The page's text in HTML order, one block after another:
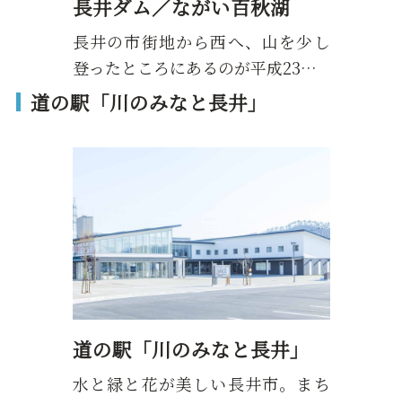
長井ダム／ながい百秋湖
長井の市街地から西へ、山を少し
登ったところにあるのが平成23…
道の駅「川のみなと長井」
道の駅「川のみなと長井」
水と緑と花が美しい長井市。まち